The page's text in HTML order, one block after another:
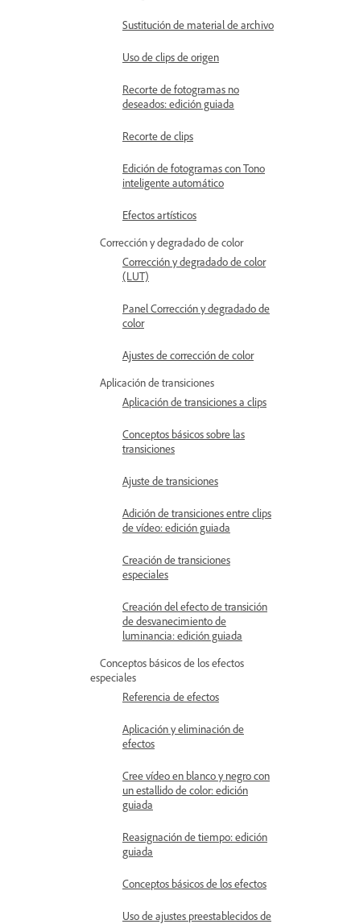
Sustitución de material de archivo
Uso de clips de origen
Recorte de fotogramas no
deseados: edición guiada
Recorte de clips
Edición de fotogramas con Tono
inteligente automático
Efectos artísticos
Corrección y degradado de color
Corrección y degradado de color
(LUT)
Panel Corrección y degradado de
color
Ajustes de corrección de color
Aplicación de transiciones
Aplicación de transiciones a clips
Conceptos básicos sobre las
transiciones
Ajuste de transiciones
Adición de transiciones entre clips
de vídeo: edición guiada
Creación de transiciones
especiales
Creación del efecto de transición
de desvanecimiento de
luminancia: edición guiada
Conceptos básicos de los efectos
especiales
Referencia de efectos
Aplicación y eliminación de
efectos
Cree vídeo en blanco y negro con
un estallido de color: edición
guiada
Reasignación de tiempo: edición
guiada
Conceptos básicos de los efectos
Uso de ajustes preestablecidos de